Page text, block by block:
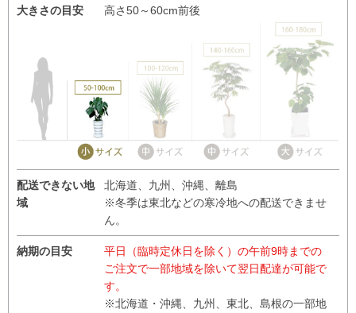
大きさの目安 高さ50～60cm前後
配送できない地
域
北海道、九州、沖縄、離島
※冬季は東北などの寒冷地への配送できませ
ん。
納期の目安
平日（臨時定休日を除く）の午前9時までの
ご注文で一部地域を除いて翌日配達が可能で
す。
※北海道・沖縄、九州、東北、島根の一部地